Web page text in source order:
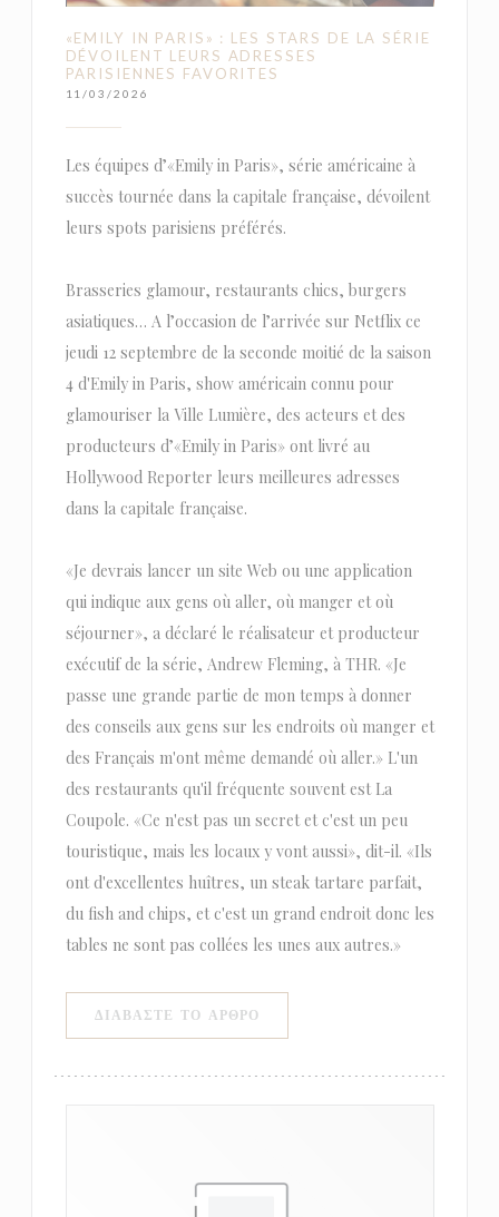
«EMILY IN PARIS» : LES STARS DE LA SÉRIE
DÉVOILENT LEURS ADRESSES
PARISIENNES FAVORITES
11/03/2026
Les équipes d’«Emily in Paris», série américaine à
succès tournée dans la capitale française, dévoilent
leurs spots parisiens préférés.
Brasseries glamour, restaurants chics, burgers
asiatiques… A l’occasion de l’arrivée sur Netflix ce
jeudi 12 septembre de la seconde moitié de la saison
4 d'Emily in Paris, show américain connu pour
glamouriser la Ville Lumière, des acteurs et des
producteurs d’«Emily in Paris» ont livré au
Hollywood Reporter leurs meilleures adresses
dans la capitale française.
«Je devrais lancer un site Web ou une application
qui indique aux gens où aller, où manger et où
séjourner», a déclaré le réalisateur et producteur
exécutif de la série, Andrew Fleming, à THR. «Je
passe une grande partie de mon temps à donner
des conseils aux gens sur les endroits où manger et
des Français m'ont même demandé où aller.» L'un
des restaurants qu'il fréquente souvent est La
Coupole. «Ce n'est pas un secret et c'est un peu
touristique, mais les locaux y vont aussi», dit-il. «Ils
ont d'excellentes huîtres, un steak tartare parfait,
du fish and chips, et c'est un grand endroit donc les
tables ne sont pas collées les unes aux autres.»
ΔΙΑΒΆΣΤΕ ΤΟ ΆΡΘΡΟ((ΑΝΟΊΓΕΙ ΣΕ ΝΈΟ